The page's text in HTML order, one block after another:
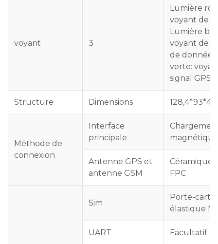
voyant 3
Lumière
voyant de
Lumière
voyant de
de données
verte:
signal GPS,
Structure Dimensions
Méthode de
connexion
Interface
principale
magnétique
Antenne GPS et
antenne GSM
Céramique
FPC
Sim
Porte-
élastique
UART Facultatif